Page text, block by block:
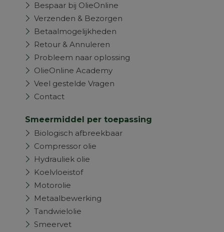
Bespaar bij OlieOnline
Verzenden & Bezorgen
Betaalmogelijkheden
Retour & Annuleren
Probleem naar oplossing
OlieOnline Academy
Veel gestelde Vragen
Contact
Smeermiddel per toepassing
Biologisch afbreekbaar
Compressor olie
Hydrauliek olie
Koelvloeistof
Motorolie
Metaalbewerking
Tandwielolie
Smeervet